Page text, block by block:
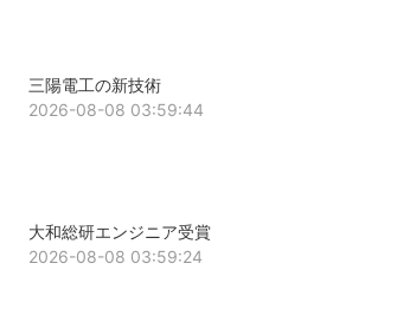
三陽電工の新技術
2026-08-08 03:59:44
大和総研エンジニア受賞
2026-08-08 03:59:24